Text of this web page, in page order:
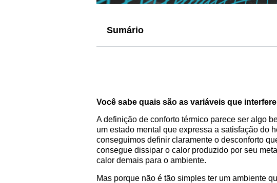
Sumário
Você sabe quais são as variáveis que
A definição de conforto térmico parece ser algo
um estado mental que expressa a satisfação do
conseguimos definir claramente o desconforto
consegue dissipar o calor produzido por seu
calor demais para o ambiente.
Mas porque não é tão simples ter um ambiente